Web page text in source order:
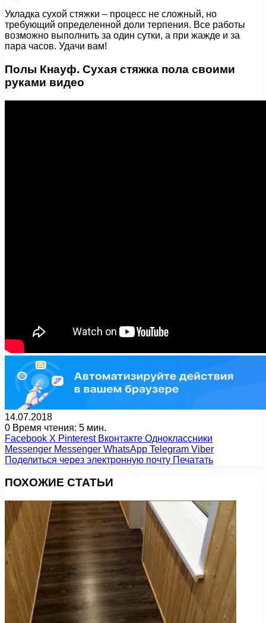
Укладка сухой стяжки – процесс не сложный, но
требующий определенной доли терпения. Все работы
возможно выполнить за один сутки, а при жажде и за
пара часов. Удачи вам!
Полы Кнауф. Сухая стяжка пола своими
руками видео
14.07.2018
0 Время чтения: 5 мин.
Facebook X Pinterest Вконтакте Одноклассники
Messenger Messenger WhatsApp Telegram Viber
Поделиться через электронную почту Печатать
ПОХОЖИЕ СТАТЬИ